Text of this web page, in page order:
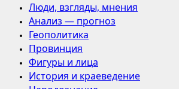
Люди, взгляды, мнения
Анализ — прогноз
Геополитика
Провинция
Фигуры и лица
История и краеведение